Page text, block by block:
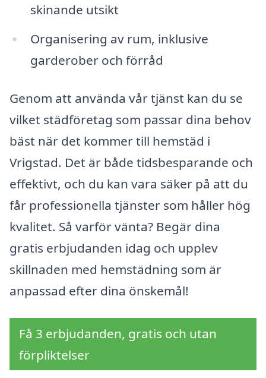
skinande utsikt
Organisering av rum, inklusive
garderober och förråd
Genom att använda vår tjänst kan du se
vilket städföretag som passar dina behov
bäst när det kommer till hemstäd i
Vrigstad. Det är både tidsbesparande och
effektivt, och du kan vara säker på att du
får professionella tjänster som håller hög
kvalitet. Så varför vänta? Begär dina
gratis erbjudanden idag och upplev
skillnaden med hemstädning som är
anpassad efter dina önskemål!
Få 3 erbjudanden, gratis och utan
förpliktelser